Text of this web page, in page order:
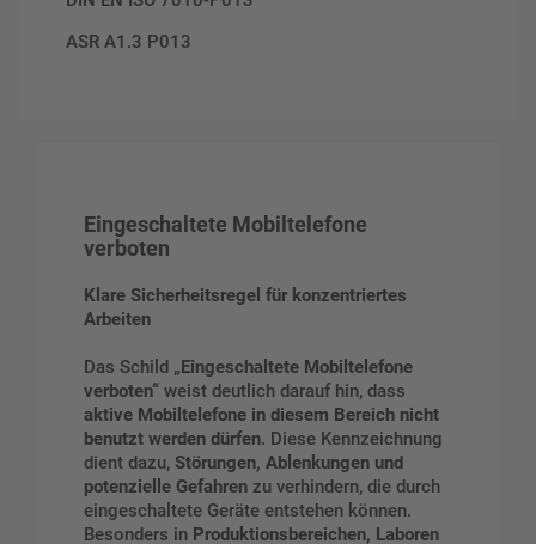
ASR A1.3 P013
Eingeschaltete Mobiltelefone
verboten
Klare Sicherheitsregel für konzentriertes
Arbeiten
Das Schild „Eingeschaltete Mobiltelefone
verboten“ weist deutlich darauf hin, dass
aktive Mobiltelefone in diesem Bereich nicht
benutzt werden dürfen. Diese Kennzeichnung
dient dazu, Störungen, Ablenkungen und
potenzielle Gefahren zu verhindern, die durch
eingeschaltete Geräte entstehen können.
Besonders in Produktionsbereichen, Laboren